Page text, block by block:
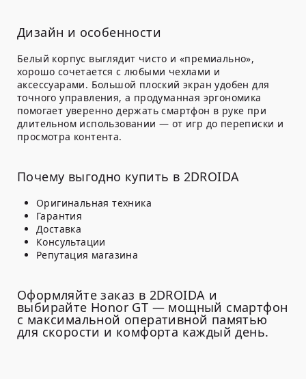
Дизайн и особенности
Белый корпус выглядит чисто и «премиально»,
хорошо сочетается с любыми чехлами и
аксессуарами. Большой плоский экран удобен для
точного управления, а продуманная эргономика
помогает уверенно держать смартфон в руке при
длительном использовании — от игр до переписки и
просмотра контента.
Почему выгодно купить в 2DROIDA
Оригинальная техника
Гарантия
Доставка
Консультации
Репутация магазина
Оформляйте заказ в 2DROIDA и
выбирайте Honor GT — мощный смартфон
с максимальной оперативной памятью
для скорости и комфорта каждый день.